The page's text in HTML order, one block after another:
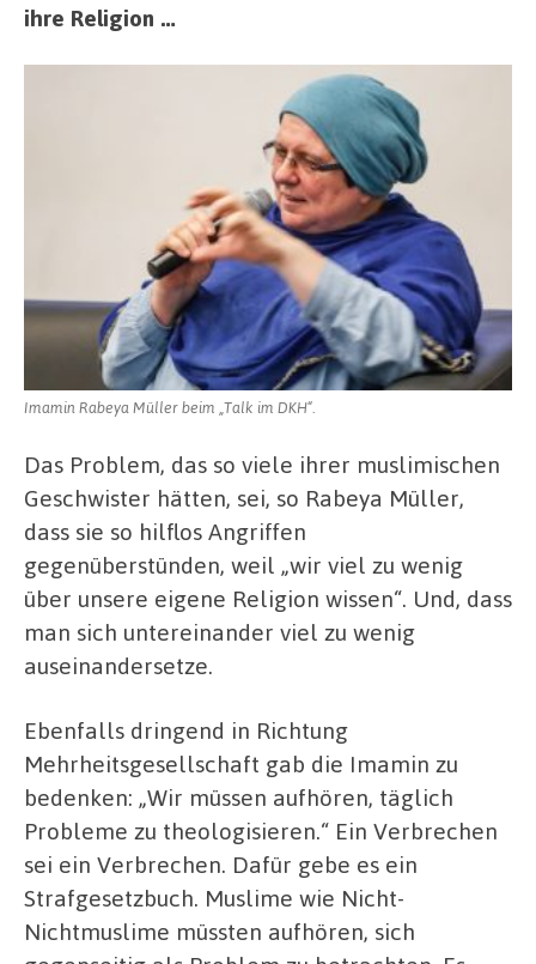
ihre Religion …
Imamin Rabeya Müller beim „Talk im DKH“.
Das Problem, das so viele ihrer muslimischen
Geschwister hätten, sei, so Rabeya Müller,
dass sie so hilflos Angriffen
gegenüberstünden, weil „wir viel zu wenig
über unsere eigene Religion wissen“. Und, dass
man sich untereinander viel zu wenig
auseinandersetze.
Ebenfalls dringend in Richtung
Mehrheitsgesellschaft gab die Imamin zu
bedenken: „Wir müssen aufhören, täglich
Probleme zu theologisieren.“ Ein Verbrechen
sei ein Verbrechen. Dafür gebe es ein
Strafgesetzbuch. Muslime wie Nicht-
Nichtmuslime müssten aufhören, sich